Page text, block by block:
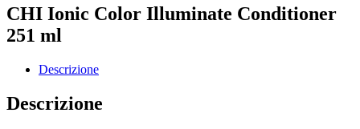
CHI Ionic Color Illuminate Conditioner
251 ml
Descrizione
Descrizione